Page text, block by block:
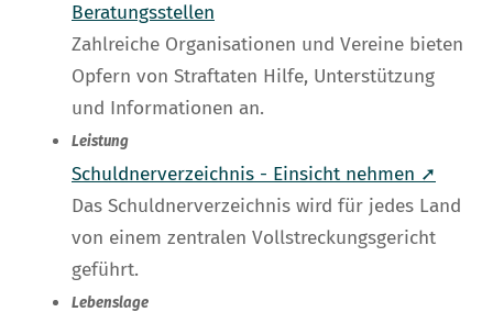
Beratungsstellen
Zahlreiche Organisationen und Vereine bieten
Opfern von Straftaten Hilfe, Unterstützung
und Informationen an.
Leistung
Schuldnerverzeichnis - Einsicht nehmen ➚
Das Schuldnerverzeichnis wird für jedes Land
von einem zentralen Vollstreckungsgericht
geführt.
Lebenslage